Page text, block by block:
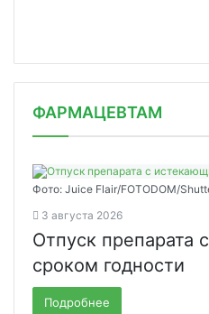
ФАРМАЦЕВТАМ
Фото: Juice Flair/FOTODOM/
3 августа 2026
Отпуск препарата
сроком годности
Подробнее